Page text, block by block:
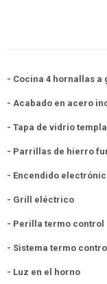
- Cocina 4 hornallas a
- Acabado en acero
- Tapa de vidrio
- Parrillas de hierro
- Encendido
- Grill eléctrico
- Perilla termo control
- Sistema termo control
- Luz en el horno